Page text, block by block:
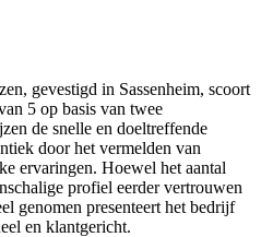
gevestigd in Sassenheim, scoort
5 op basis van twee
de snelle en doeltreffende
door het vermelden van
ervaringen. Hoewel het aantal
profiel eerder vertrouwen
genomen presenteert het bedrijf
en klantgericht.